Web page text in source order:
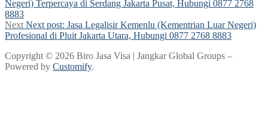
Negeri) Terpercaya di Serdang Jakarta Pusat, Hubungi 0877 2768
8883
Next Next post: Jasa Legalisir Kemenlu (Kementrian Luar Negeri)
Profesional di Pluit Jakarta Utara, Hubungi 0877 2768 8883
Copyright © 2026 Biro Jasa Visa | Jangkar Global Groups –
Powered by Customify.